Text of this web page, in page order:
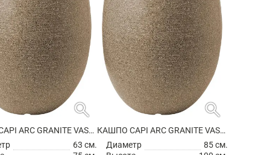
search
КАШПО CAPI ARC GRANITE VASE ELEGANT DELUXE WARM TAUPE
63 см.
search
КАШПО CAPI ARC GRANITE VASE ELEGANT DELUXE WARM TAUPE
Диаметр
85 см.